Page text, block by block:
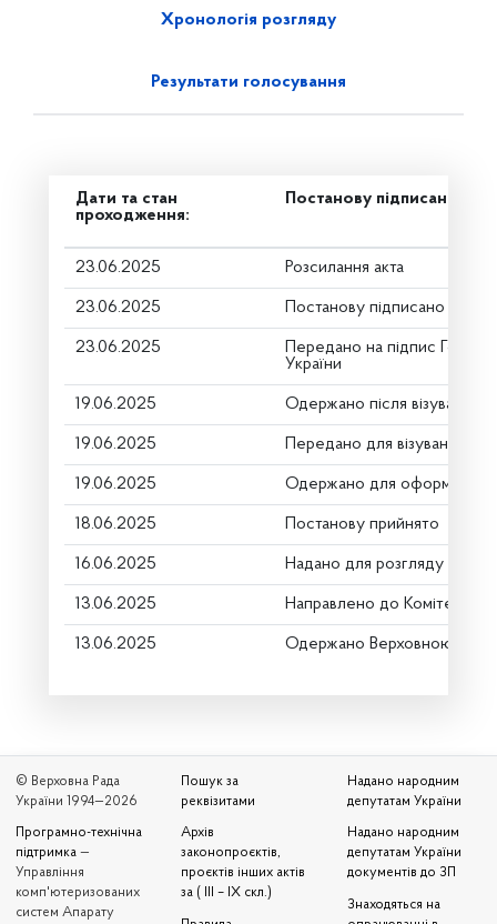
Хронологія розгляду
Результати голосування
Дати та стан
проходження:
Постанову підписано
23.06.2025 Розсилання акта
23.06.2025 Постанову підписано
23.06.2025
Передано на підпис Голові
України
19.06.2025 Одержано після візування
19.06.2025 Передано для візування в
19.06.2025 Одержано для оформлення
18.06.2025 Постанову прийнято
16.06.2025 Надано для розгляду
13.06.2025 Направлено до Комітету
13.06.2025 Одержано Верховною
© Верховна Рада
України 1994—2026
Програмно-технічна
підтримка —
Управління
комп'ютеризованих
систем Апарату
Пошук за
реквізитами
Архів
законопроєктів,
проєктів інших актів
за ( III – IX скл.)
Надано народним
депутатам України
Надано народним
депутатам України
документів до ЗП
Знаходяться на